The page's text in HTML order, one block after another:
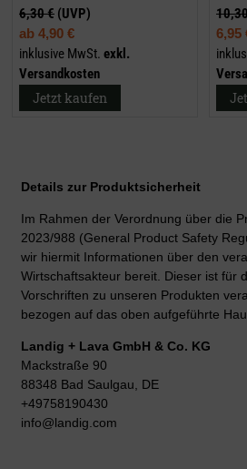
6,30 € (UVP)
ab 4,90 €
inklusive MwSt. exkl.
Versandkosten
Jetzt kaufen
6,95
Details zur Produktsicherheit
Im Rahmen der Verordnung über die
2023/988 (General Product Safety
wir hiermit Informationen über den
Wirtschaftsakteur bereit. Dieser ist für
Vorschriften zu unseren Produkten
bezogen auf das oben aufgeführte
Landig + Lava GmbH & Co. KG
Mackstraße 90
88348 Bad Saulgau, DE
+49758190430
info@landig.com